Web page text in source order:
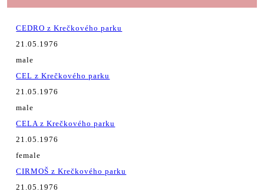
CEDRO z Krečkového parku
21.05.1976
male
CEL z Krečkového parku
21.05.1976
male
CELA z Krečkového parku
21.05.1976
female
CIRMOŠ z Krečkového parku
21.05.1976